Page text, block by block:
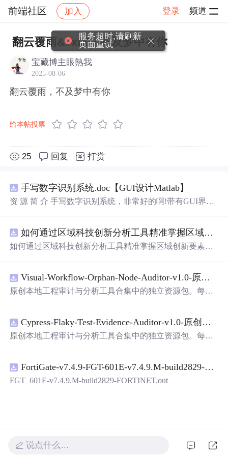
前端社区 加入 登录 频道
社区 前端社区 感慨 帖子详情
翻云覆雨&#xff0c;不及梦中有你
宝藏博主眼熟我
2025-08-06
翻云覆雨，不及梦中有你
给本帖投票
25 回复 打赏
手写数字识别系统.doc【GUI设计Matlab】
资 源 简 介 手写数字识别系统，非常好的啊!带有GUI界
带有直观的图形用户界面（GUI），非常容易使用。你只
需要将手写数字输入系统，它将立即给出准确的识别结
是一个非常方便和实用的工具，你一定会喜欢它的！
如何通过区域科技创新分析工具精准掌握区域创新要素分布与产业链融合现状？.docx
如何通过区域科技创新分析工具精准掌握区域创新要素分
Visual-Workflow-Orphan-Node-Auditor-v1.0-原创源码与文档.zip
原创本地工程审计与分析工具合集中的独立资源包。每个
README、运行说明、功能清单、MIT License及原创与授
权声明。解压后进入project目录，执行npm test验证算法，
目源码、Logo、官方截图、论文、生产日志或其他受限素
材。适合前端开发、AI应用工程、测试审计和课程实践。
Cypress-Flaky-Test-Evidence-Auditor-v1.0-原创源码与文档.zip
原创本地工程审计与分析工具合集中的独立资源包。每个
README、运行说明、功能清单、MIT License及原创与授
权声明。解压后进入project目录，执行npm test验证算法，
FortiGate-v7.4.9-FGT-601E-v7.4.9.M-build2829-FORTINET.out
FGT_601E-v7.4.9.M-build2829-FORTINET.out
说点什么…
服务超时,请刷新
页面重试